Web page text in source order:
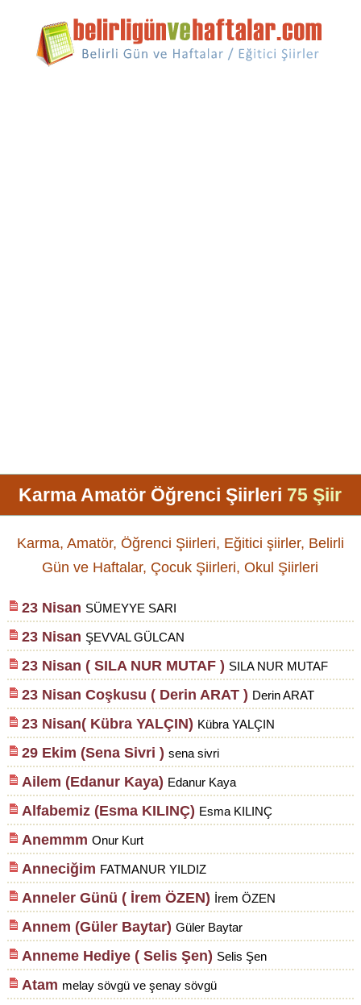
Karma Amatör Öğrenci Şiirleri 75 Şiir
Karma, Amatör, Öğrenci Şiirleri, Eğitici şiirler, Belirli
Gün ve Haftalar, Çocuk Şiirleri, Okul Şiirleri
23 Nisan SÜMEYYE SARI
23 Nisan ŞEVVAL GÜLCAN
23 Nisan ( SILA NUR MUTAF ) SILA NUR MUTAF
23 Nisan Coşkusu ( Derin ARAT ) Derin ARAT
23 Nisan( Kübra YALÇIN) Kübra YALÇIN
29 Ekim (Sena Sivri ) sena sivri
Ailem (Edanur Kaya) Edanur Kaya
Alfabemiz (Esma KILINÇ) Esma KILINÇ
Anemmm Onur Kurt
Anneciğim FATMANUR YILDIZ
Anneler Günü ( İrem ÖZEN) İrem ÖZEN
Annem (Güler Baytar) Güler Baytar
Anneme Hediye ( Selis Şen) Selis Şen
Atam melay sövgü ve şenay sövgü